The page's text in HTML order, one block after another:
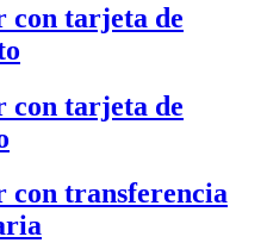
con tarjeta de
con tarjeta de
con transferencia